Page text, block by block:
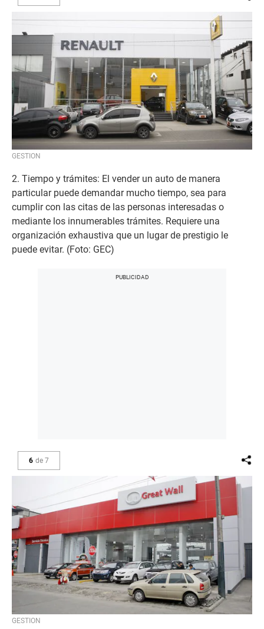
GESTION
2. Tiempo y trámites: El vender un auto de manera
particular puede demandar mucho tiempo, sea para
cumplir con las citas de las personas interesadas o
mediante los innumerables trámites. Requiere una
organización exhaustiva que un lugar de prestigio le
puede evitar. (Foto: GEC)
6 de 7
GESTION